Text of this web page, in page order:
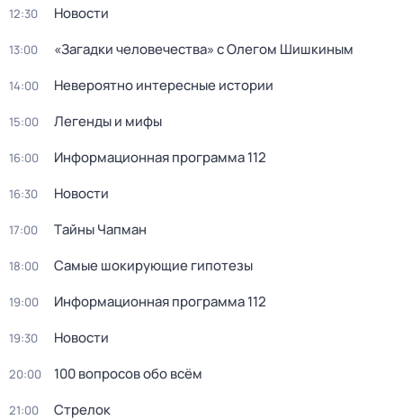
12:30 Новости
13:00 «Загадки человечeства» с Олeгом Шишкиным
14:00 Невероятно интересные истории
15:00 Легенды и мифы
16:00 Информационная программа 112
16:30 Новости
17:00 Тaйны Чапман
18:00 Самые шoкиpующие гипотезы
19:00 Информационная программа 112
19:30 Новости
20:00 100 вопросов обо всём
21:00 Стрелок